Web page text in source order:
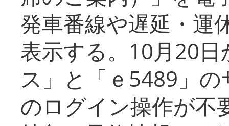
発車番線や遅延・運
表示する。10月20
ス」と「ｅ5489」
のログイン操作が不